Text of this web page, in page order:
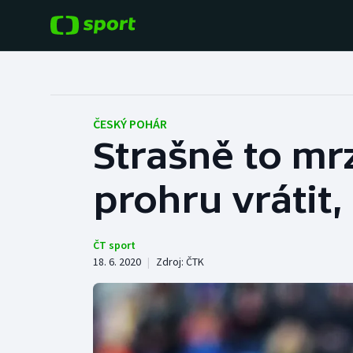
Fotbal
Hokej
Tenis
Cyklistika
Baseball a softbal
Basketbal
Boby a skeleton
Box
ČESKÝ POHÁR
Strašně to
prohru vrátit,
ČT sport
18. 6. 2020 | Zdroj: ČTK